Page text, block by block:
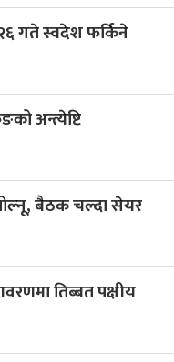
गते स्वदेश फर्किने
अन्त्येष्टि
बैठक चल्दा सेयर
आवरणमा तिब्बत पक्षीय